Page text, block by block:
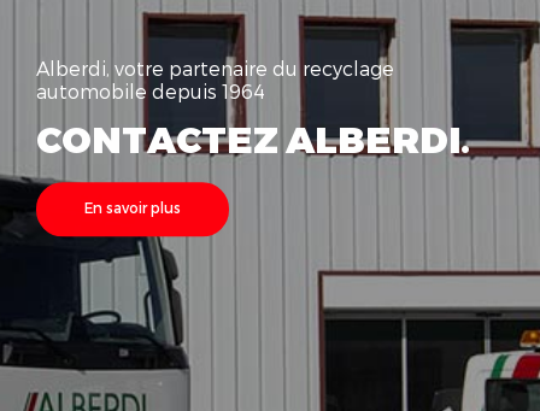
Alberdi, votre partenaire du recyclage
automobile depuis 1964
CONTACTEZ ALBERDI.
En savoir plus